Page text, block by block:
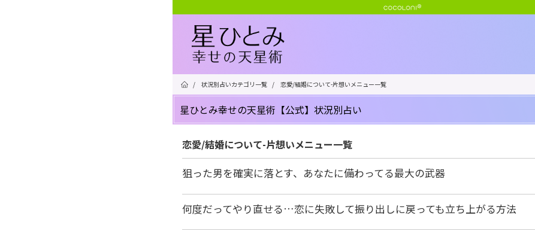
/ 状況別占いカテゴリ一覧 / 恋愛/結婚について-片想いメニュー一覧
星ひとみ幸せの天星術【公式】状況別占い
恋愛/結婚について-片想いメニュー一覧
狙った男を確実に落とす、あなたに備わってる最大の武器
何度だってやり直せる…恋に失敗して振り出しに戻っても立ち上がる方法